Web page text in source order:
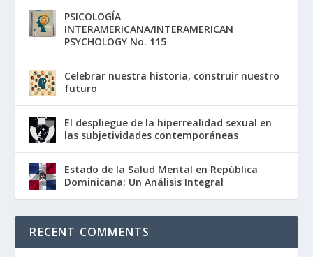
PSICOLOGÍA
INTERAMERICANA/INTERAMERICAN
PSYCHOLOGY No. 115
Celebrar nuestra historia, construir nuestro
futuro
El despliegue de la hiperrealidad sexual en
las subjetividades contemporáneas
Estado de la Salud Mental en República
Dominicana: Un Análisis Integral
RECENT COMMENTS